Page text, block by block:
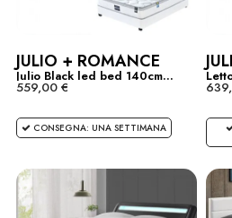
JULIO + ROMANCE
Julio Black led bed 140cm...
559,00 €
CONSEGNA: UNA SETTIMANA